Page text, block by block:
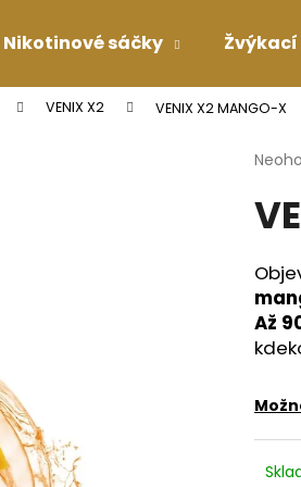
Nikotinové sáčky
VENIX X2 VENIX X2 MANGO-X
je
z
5
Až
Co potřebujete najít?